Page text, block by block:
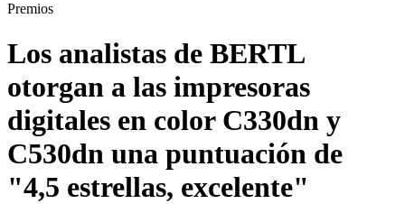
Premios
Los analistas de BERTL
otorgan a las impresoras
digitales en color C330dn y
C530dn una puntuación de
"4,5 estrellas, excelente"